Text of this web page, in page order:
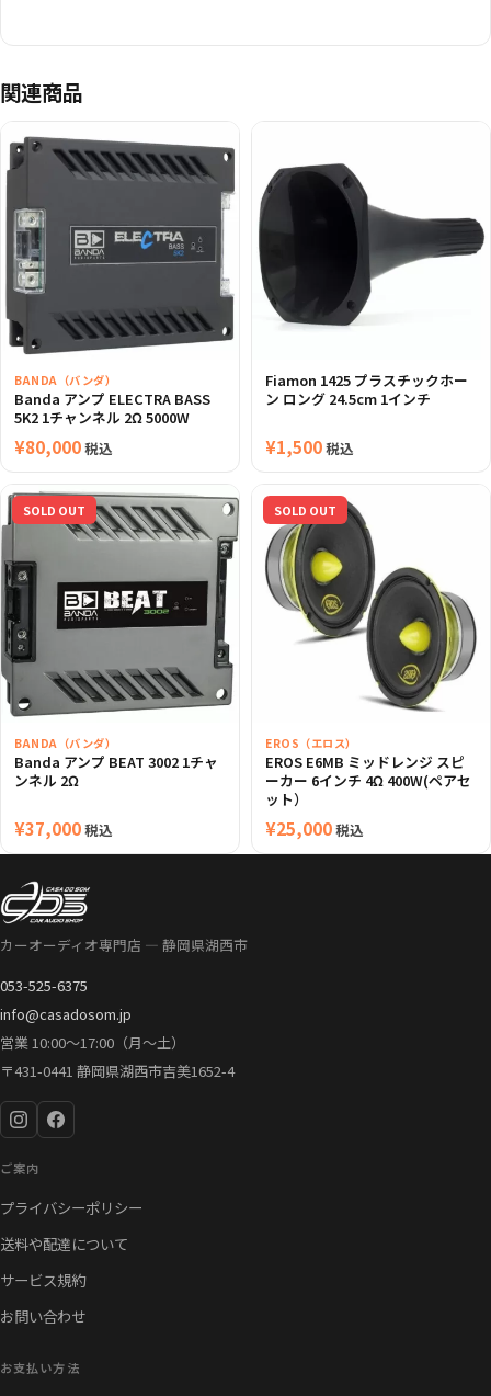
関連商品
BANDA（バンダ）
Banda アンプ ELECTRA BASS
5K2 1チャンネル 2Ω 5000W
¥80,000税込
Fiamon 1425 プラスチックホー
ン ロング 24.5cm 1インチ
¥1,500税込
SOLD OUT
BANDA（バンダ）
Banda アンプ BEAT 3002 1チャ
ンネル 2Ω
¥37,000税込
SOLD OUT
EROS（エロス）
EROS E6MB ミッドレンジ スピ
ーカー 6インチ 4Ω 400W(ペアセ
ット）
¥25,000税込
カーオーディオ専門店 — 静岡県湖西市
053-525-6375
info@casadosom.jp
営業 10:00〜17:00（月〜土）
〒431-0441 静岡県湖西市吉美1652-4
ご案内
プライバシーポリシー
送料や配達について
サービス規約
お問い合わせ
お支払い方法